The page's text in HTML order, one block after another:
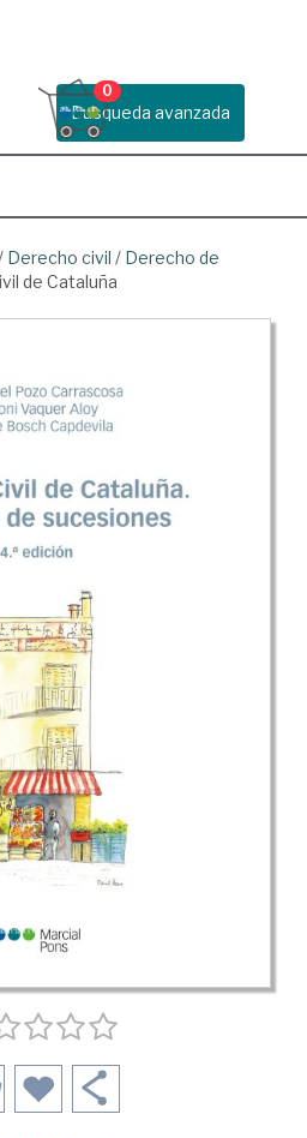
Busqueda avanzada
0
Derecho civil / Derecho de
de Cataluña